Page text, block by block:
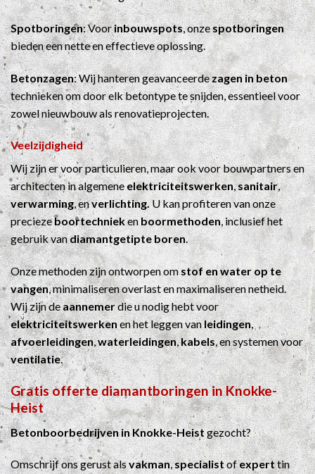
Spotboringen: Voorinbouwspots, onzespotboringen
bieden een nette en effectieve oplossing.
Betonzagen: Wij hanteren geavanceerde zagen in beton
technieken om door elk betontype te snijden, essentieel voor
zowel nieuwbouw als renovatieprojecten.
Veelzijdigheid
Wij zijn er voor particulieren, maar ook voor bouwpartners en
architecten in algemeneelektriciteitswerken,sanitair,
verwarming, enverlichting.U kan profiteren van onze
preciezeboortechniekenboormethoden, inclusief het
gebruik vandiamantgetipte boren.
Onze methoden zijn ontworpen omstof en water op te
vangen, minimaliseren overlast en maximaliseren netheid.
Wij zijn deaannemerdie u nodig hebt voor
elektriciteitswerkenen het leggen vanleidingen,
afvoerleidingen,waterleidingen,kabels, en systemen voor
ventilatie.
Gratis offerte diamantboringen in Knokke-
Heist
Betonboorbedrijven in Knokke-Heist gezocht?
Omschrijf ons gerust alsvakman,specialistofexperttin